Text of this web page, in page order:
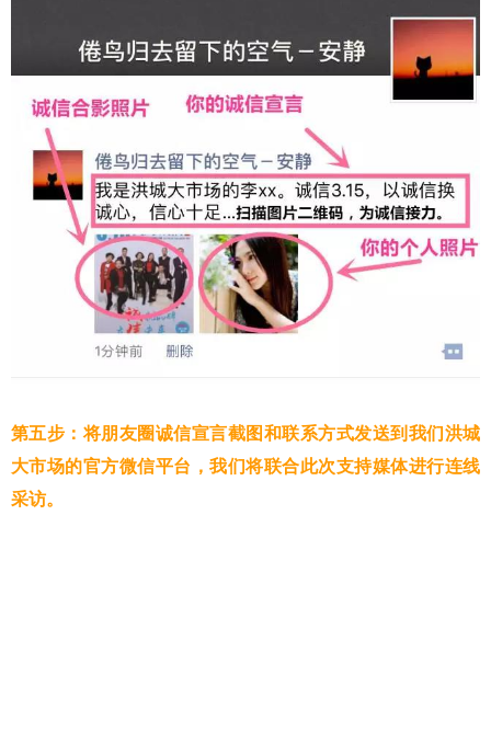
第五步：将朋友圈诚信宣言截图和联系方式发送到我们洪城
大市场的官方微信平台，我们将联合此次支持媒体进行连线
采访。